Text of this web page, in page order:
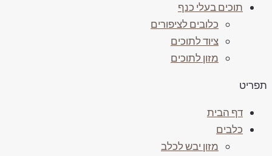
תוכים בעלי כנף
כלובים לציפורים
ציוד לתוכים
מזון לתוכים
דף הבית
כלבים
מזון יבש לכלב